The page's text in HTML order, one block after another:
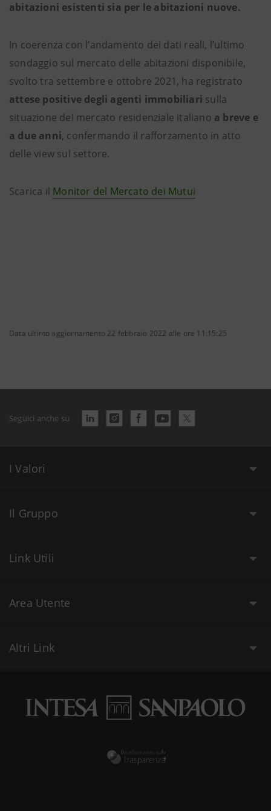
abitazioni esistenti sia per le abitazioni nuove.
In coerenza con l’andamento dei dati reali, l’ultimo
sondaggio sul mercato delle abitazioni disponibile,
svolto tra settembre e ottobre 2021, ha registrato
attese positive degli agenti immobiliari sulla
situazione del mercato residenziale italiano a breve e
a due anni, confermando il rafforzamento in atto
delle view sul settore.
Scarica il Monitor del Mercato dei Mutui
Data ultimo aggiornamento 22 febbraio 2022 alle ore 11:15:25
Seguici anche su
I Valori
Il Gruppo
Link Utili
Area Utente
Altri Link